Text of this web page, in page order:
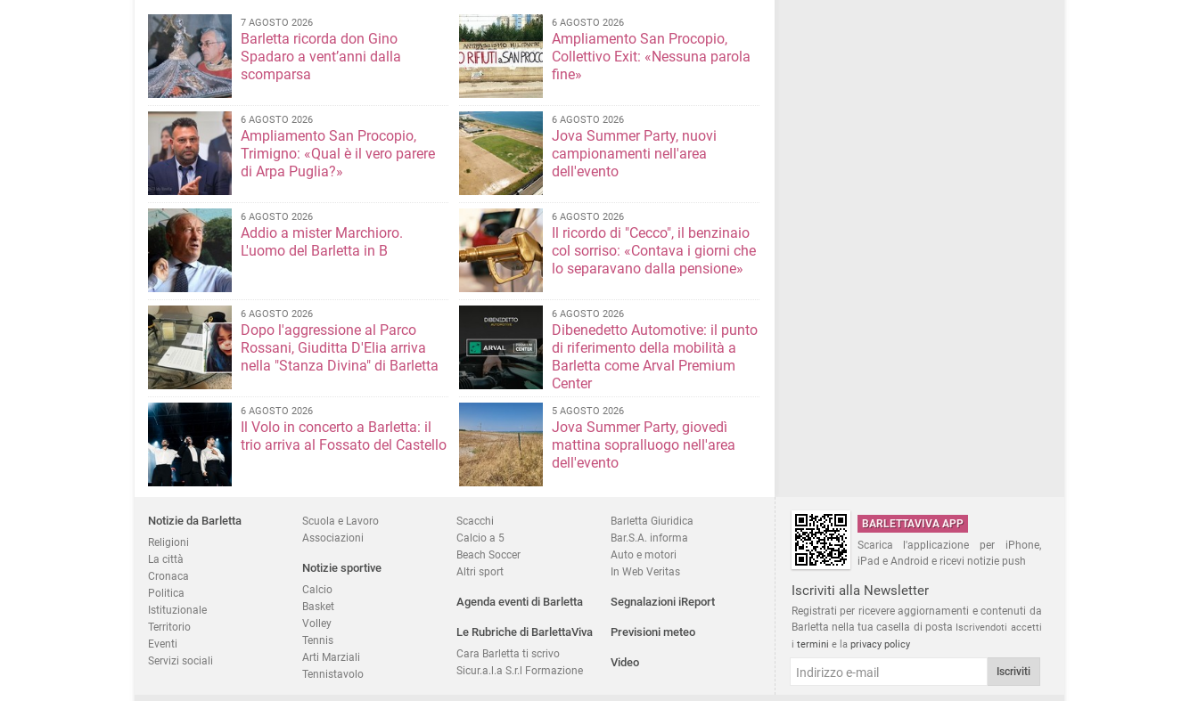
7 AGOSTO 2026
Barletta ricorda don Gino
Spadaro a vent’anni dalla
scomparsa
6 AGOSTO 2026
Ampliamento San Procopio,
Collettivo Exit: «Nessuna parola
fine»
6 AGOSTO 2026
Ampliamento San Procopio,
Trimigno: «Qual è il vero parere
di Arpa Puglia?»
6 AGOSTO 2026
Jova Summer Party, nuovi
campionamenti nell'area
dell'evento
6 AGOSTO 2026
Addio a mister Marchioro.
L'uomo del Barletta in B
6 AGOSTO 2026
Il ricordo di "Cecco", il benzinaio
col sorriso: «Contava i giorni che
lo separavano dalla pensione»
6 AGOSTO 2026
Dopo l'aggressione al Parco
Rossani, Giuditta D'Elia arriva
nella "Stanza Divina" di Barletta
6 AGOSTO 2026
Dibenedetto Automotive: il punto
di riferimento della mobilità a
Barletta come Arval Premium
Center
6 AGOSTO 2026
Il Volo in concerto a Barletta: il
trio arriva al Fossato del Castello
5 AGOSTO 2026
Jova Summer Party, giovedì
mattina sopralluogo nell'area
dell'evento
Notizie da Barletta
Religioni
La città
Cronaca
Politica
Istituzionale
Territorio
Eventi
Servizi sociali
Scuola e Lavoro
Associazioni
Notizie sportive
Calcio
Basket
Volley
Tennis
Arti Marziali
Tennistavolo
Scacchi
Calcio a 5
Beach Soccer
Altri sport
Agenda eventi di Barletta
Le Rubriche di BarlettaViva
Cara Barletta ti scrivo
Sicur.a.l.a S.r.l Formazione
Barletta Giuridica
Bar.S.A. informa
Auto e motori
In Web Veritas
Segnalazioni iReport
Previsioni meteo
Video
BARLETTAVIVA APP
Scarica l'applicazione per iPhone,
iPad e Android e ricevi notizie push
Iscriviti alla Newsletter
Registrati per ricevere aggiornamenti e contenuti da
Barletta nella tua casella di posta Iscrivendoti accetti
i termini e la privacy policy
Iscriviti